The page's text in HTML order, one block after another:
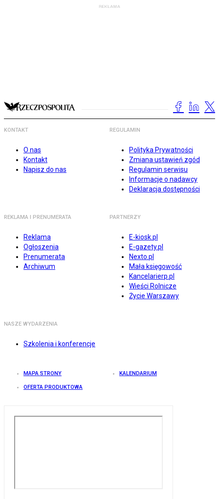
KONTAKT
O nas
Kontakt
Napisz do nas
REGULAMIN
Polityka Prywatności
Zmiana ustawień zgód
Regulamin serwisu
Informacje o nadawcy
Deklaracja dostępności
REKLAMA I PRENUMERATA
Reklama
Ogłoszenia
Prenumerata
Archiwum
PARTNERZY
E-kiosk.pl
E-gazety.pl
Nexto.pl
Mała księgowość
Kancelarierp.pl
Wieści Rolnicze
Życie Warszawy
NASZE WYDARZENIA
Szkolenia i konferencje
MAPA STRONY KALENDARIUM
OFERTA PRODUKTOWA